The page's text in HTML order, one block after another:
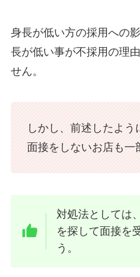
身長が低い方の採用への
長が低い事が不採用の理
せん。
しかし、前述したよ
面接をしないお店も一
対処法としては
を探して面接を
う。